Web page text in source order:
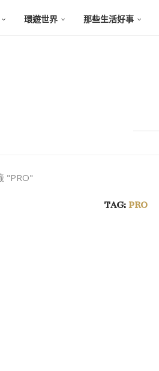
環遊世界 那些生活好事
"PRO"
TAG:PRO